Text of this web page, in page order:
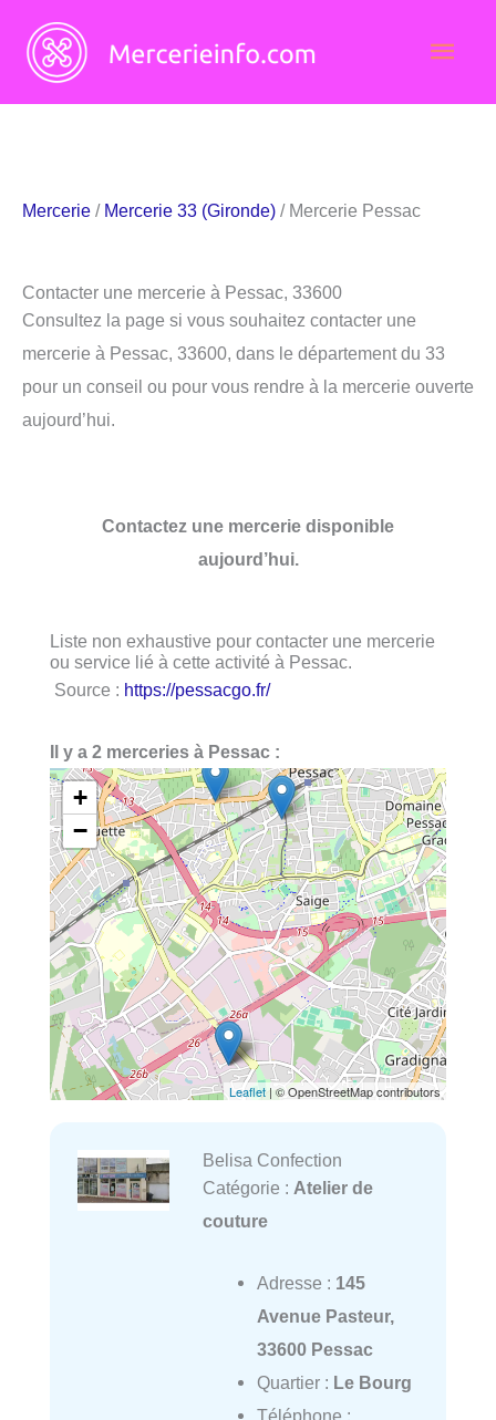
contenu
Mercerie / Mercerie 33 (Gironde) / Mercerie Pessac
Contacter une mercerie à Pessac, 33600
Consultez la page si vous souhaitez contacter une
mercerie à Pessac, 33600, dans le département du 33
pour un conseil ou pour vous rendre à la mercerie ouverte
aujourd’hui.
Contactez une mercerie disponible
aujourd’hui.
Liste non exhaustive pour contacter une mercerie
ou service lié à cette activité à Pessac.
Source : https://pessacgo.fr/
Il y a 2 merceries à Pessac :
+
−
Leaflet| © OpenStreetMap contributors
Belisa Confection
Catégorie : Atelier de
couture
Adresse : 145
Avenue Pasteur,
33600 Pessac
Quartier : Le Bourg